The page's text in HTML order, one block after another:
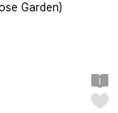
Garden)